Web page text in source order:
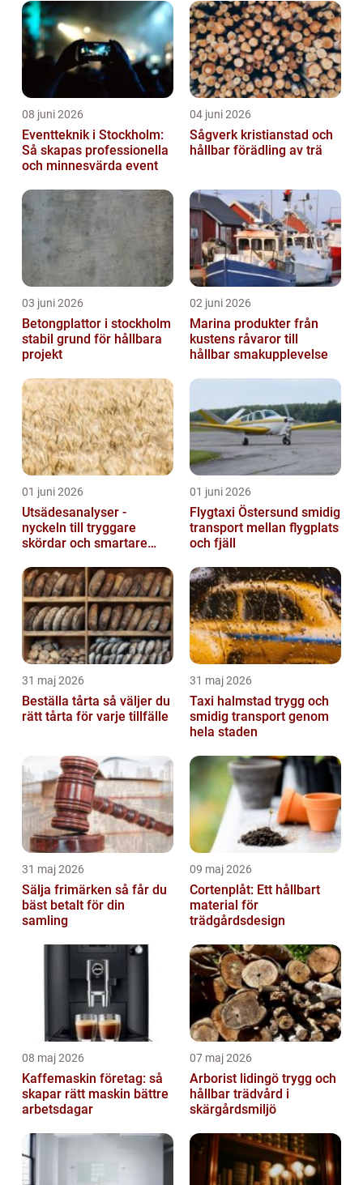
08 juni 2026
Eventteknik i Stockholm:
Så skapas professionella
och minnesvärda event
04 juni 2026
Sågverk kristianstad och
hållbar förädling av trä
03 juni 2026
Betongplattor i stockholm
stabil grund för hållbara
projekt
02 juni 2026
Marina produkter från
kustens råvaror till
hållbar smakupplevelse
01 juni 2026
Utsädesanalyser -
nyckeln till tryggare
skördar och smartare
01 juni 2026
Flygtaxi Östersund smidig
transport mellan flygplats
och fjäll
31 maj 2026
Beställa tårta så väljer du
rätt tårta för varje tillfälle
31 maj 2026
Taxi halmstad trygg och
smidig transport genom
hela staden
31 maj 2026
Sälja frimärken så får du
bäst betalt för din
samling
09 maj 2026
Cortenplåt: Ett hållbart
material för
trädgårdsdesign
08 maj 2026
Kaffemaskin företag: så
skapar rätt maskin bättre
arbetsdagar
07 maj 2026
Arborist lidingö trygg och
hållbar trädvård i
skärgårdsmiljö